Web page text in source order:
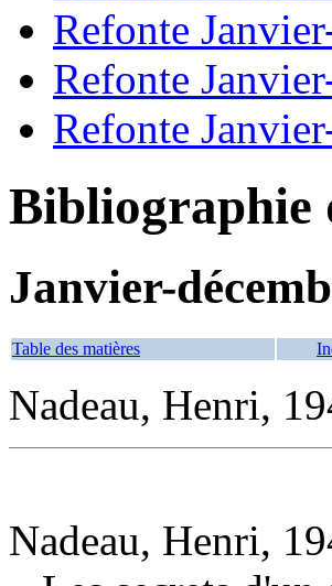
Refonte
Refonte
Refonte
Bibliographie
Janvier-
Table des matières
Nadeau, Henri,
Nadeau, Henri,